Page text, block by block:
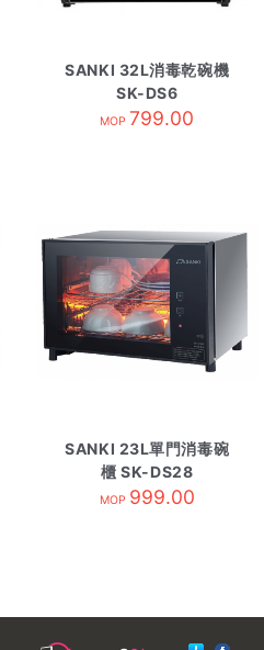
SANKI 32L消毒乾碗機
SK-DS6
MOP 799.00
SANKI 23L單門消毒碗
櫃 SK-DS28
MOP 999.00